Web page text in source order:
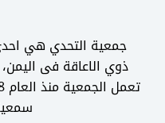
جمعية التحدي هي
ذوي الاعاقة فى